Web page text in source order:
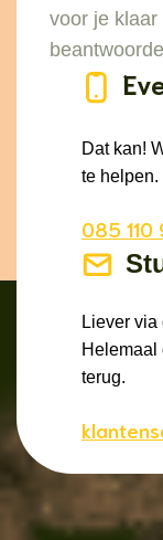
voor je
Dat kan!
te helpen.
085
Liever
Helemaal
terug.